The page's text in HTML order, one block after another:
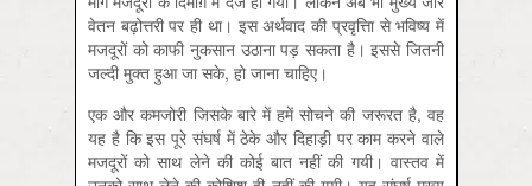
वेतन बढ़ोत्तरी पर ही था। इस अर्थवाद की प्रवृत्तिा से भविष्य में
मजदूरों को काफी नुकसान उठाना पड़ सकता है। इससे जितनी
जल्दी मुक्त हुआ जा सके, हो जाना चाहिए।
एक और कमजोरी जिसके बारे में हमें सोचने की जरूरत है, वह
यह है कि इस पूरे संघर्ष में ठेके और दिहाड़ी पर काम करने वाले
मजदूरों को साथ लेने की कोई बात नहीं की गयी। वास्तव में